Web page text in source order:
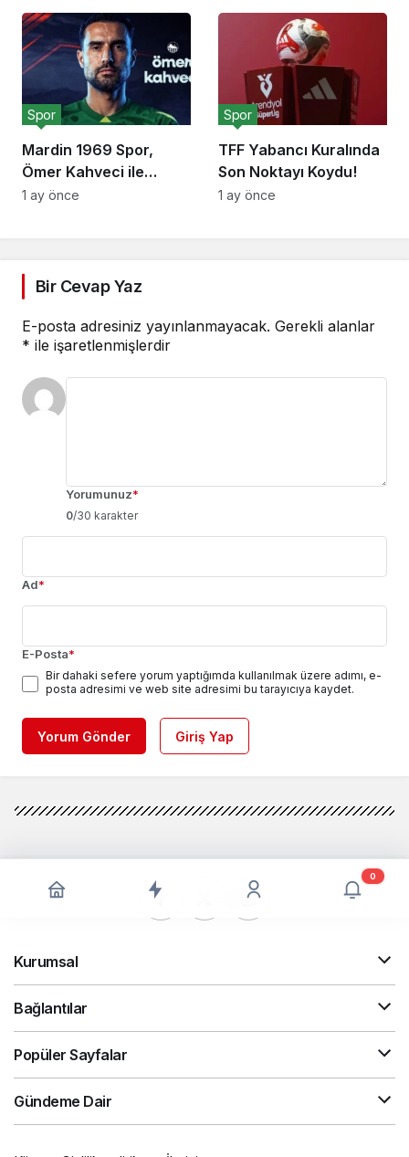
Mardin 1969 Spor,
Ömer Kahveci ile
anlaştı!
Spor
1 ay önce
TFF Yabancı Kuralında
Son Noktayı Koydu!
Spor
1 ay önce
Bir Cevap Yaz
E-posta adresiniz yayınlanmayacak. Gerekli alanlar
* ile işaretlenmişlerdir
Yorumunuz*
0/30 karakter
Ad*
E-Posta*
Bir dahaki sefere yorum yaptığımda kullanılmak üzere adımı, e-
posta adresimi ve web site adresimi bu tarayıcıya kaydet.
Yorum Gönder Giriş Yap
0
Kurumsal
Bağlantılar
Popüler Sayfalar
Gündeme Dair